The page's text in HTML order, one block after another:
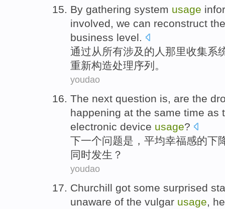
By gathering system usage
involved, we can reconstruct the
business level.
通过从 所有涉及 的 人 那里收集系
重新构造处理序列 。
youdao
The next question is, are the
happening at the same time as
electronic device usage?
下一个问题是 ， 平均幸福感的下
同时发生 ？
youdao
Churchill got some surprised
unaware of the vulgar usage, he